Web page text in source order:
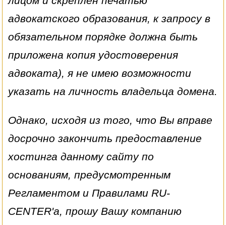
адвокатского образования, к запросу в
обязательном порядке должна быть
приложена копия удостоверения
адвоката), я не имею возможности
указать на личность владельца домена.
Однако, исходя из того, что Вы вправе
досрочно закончить предоставление
хостинга данному сайту по
основаниям, предусмотренным
Регламентом и Правилами RU-
CENTER'а, прошу Вашу компанию